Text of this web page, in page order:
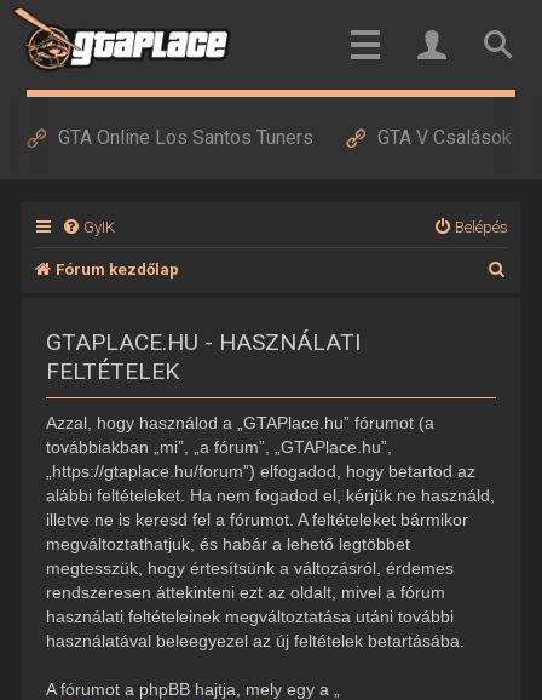
GTA Online Los Santos Tuners GTA V Csalások
GyIK Belépés
Fórum kezdőlap
GTAPLACE.HU - HASZNÁLATI
FELTÉTELEK
Azzal, hogy használod a „GTAPlace.hu” fórumot (a
továbbiakban „mi”, „a fórum”, „GTAPlace.hu”,
„https://gtaplace.hu/forum”) elfogadod, hogy betartod az
alábbi feltételeket. Ha nem fogadod el, kérjük ne használd,
illetve ne is keresd fel a fórumot. A feltételeket bármikor
megváltoztathatjuk, és habár a lehető legtöbbet
megtesszük, hogy értesítsünk a változásról, érdemes
rendszeresen áttekinteni ezt az oldalt, mivel a fórum
használati feltételeinek megváltoztatása utáni további
használatával beleegyezel az új feltételek betartásába.
A fórumot a phpBB hajtja, mely egy a „